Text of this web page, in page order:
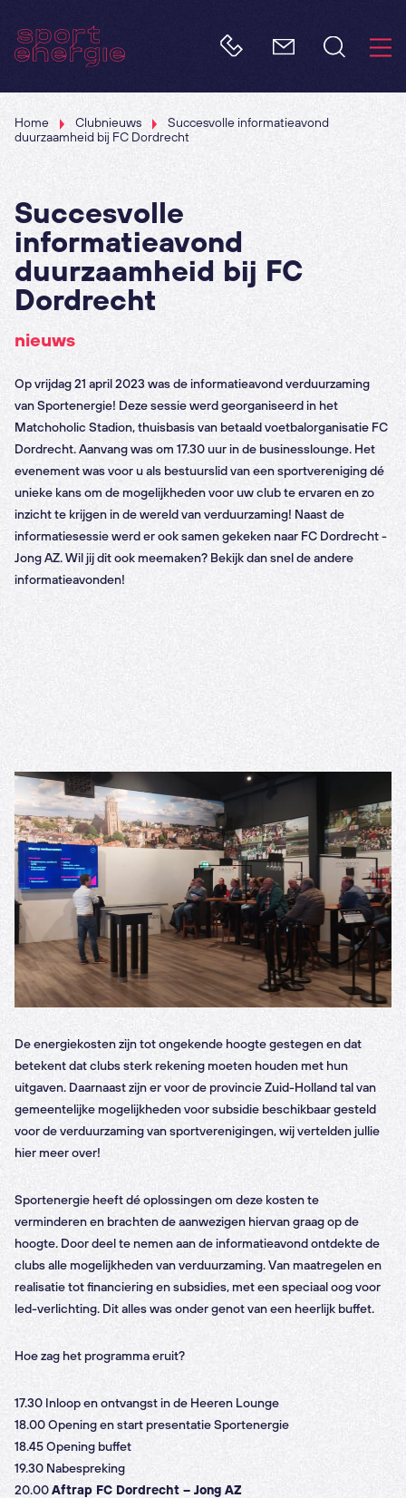
Home Clubnieuws
Succesvolle informatieavond
duurzaamheid bij FC Dordrecht
Succesvolle
informatieavond
duurzaamheid bij FC
Dordrecht
nieuws
Op vrijdag 21 april 2023 was de informatieavond verduurzaming
van Sportenergie! Deze sessie werd georganiseerd in het
Matchoholic Stadion, thuisbasis van betaald voetbalorganisatie FC
Dordrecht. Aanvang was om 17.30 uur in de businesslounge. Het
evenement was voor u als bestuurslid van een sportvereniging dé
unieke kans om de mogelijkheden voor uw club te ervaren en zo
inzicht te krijgen in de wereld van verduurzaming! Naast de
informatiesessie werd er ook samen gekeken naar FC Dordrecht -
Jong AZ. Wil jij dit ook meemaken? Bekijk dan snel de andere
informatieavonden!
De energiekosten zijn tot ongekende hoogte gestegen en dat
betekent dat clubs sterk rekening moeten houden met hun
uitgaven. Daarnaast zijn er voor de provincie Zuid-Holland tal van
gemeentelijke mogelijkheden voor subsidie beschikbaar gesteld
voor de verduurzaming van sportverenigingen, wij vertelden jullie
hier meer over!
Sportenergie heeft dé oplossingen om deze kosten te
verminderen en brachten de aanwezigen hiervan graag op de
hoogte. Door deel te nemen aan de informatieavond ontdekte de
clubs alle mogelijkheden van verduurzaming. Van maatregelen en
realisatie tot financiering en subsidies, met een speciaal oog voor
led-verlichting. Dit alles was onder genot van een heerlijk buffet.
Hoe zag het programma eruit?
17.30 Inloop en ontvangst in de Heeren Lounge
18.00 Opening en start presentatie Sportenergie
18.45 Opening buffet
19.30 Nabespreking
20.00Aftrap FC Dordrecht – Jong AZ